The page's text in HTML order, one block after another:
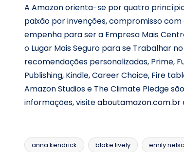
A Amazon orienta-se por quatro
paixão por invenções, compromisso
empenha para ser a Empresa Mais
o Lugar Mais Seguro para se Trabalhar
recomendações personalizadas, Prime,
Publishing, Kindle, Career Choice, Fire
Amazon Studios e The Climate Pledge
informações, visiteaboutamazon.com.br
anna kendrick blake lively emily